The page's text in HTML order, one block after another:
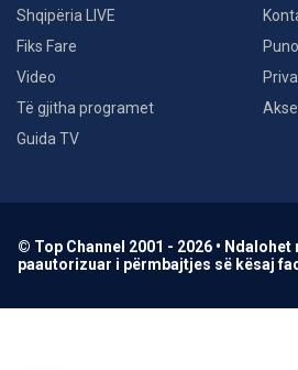
Shqipëria LIVE
Fiks Fare
Video
Të gjitha programet
Guida TV
© Top Channel 2001 - 2026 •
paautorizuar i përmbajtjes së kësaj